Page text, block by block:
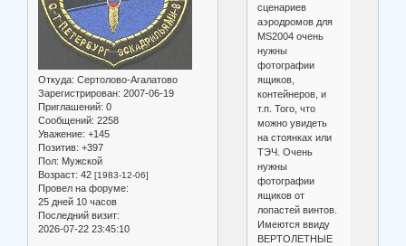
Откуда: Сертолово-Агалатово
Зарегистрирован: 2007-06-19
Приглашений: 0
Сообщений: 2258
Уважение: +145
Позитив: +397
Пол: Мужской
Возраст: 42 [1983-12-06]
Провел на форуме:
25 дней 10 часов
Последний визит:
2026-07-22 23:45:10
сценариев
аэродромов для
MS2004 очень
нужны
фотографии
ящиков,
контейнеров, и
т.п. Того, что
можно увидеть
на стоянках или
ТЭЧ. Очень
нужны
фотографии
ящиков от
лопастей винтов.
Имеются ввиду
ВЕРТОЛЕТНЫЕ